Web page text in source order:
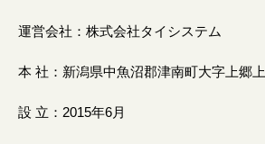
運営会社：株式会社タイシステム
本 社：新潟県中魚沼郡津南町大字上郷
設 立：2015年6月